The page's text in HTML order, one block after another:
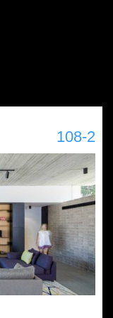
108-2